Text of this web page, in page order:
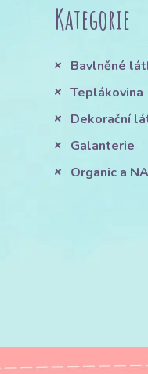
Kategorie
Bavlněné
Teplákovina
Dekorační
Galanterie
Organic a